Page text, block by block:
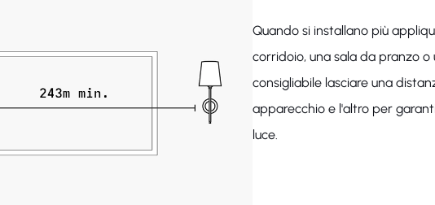
Quando si installano più
corridoio, una sala da pranzo
consigliabile lasciare una
apparecchio e l'altro per
luce.